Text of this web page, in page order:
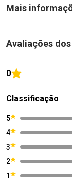
Mais
Avaliações
0
Classificação
5
4
3
2
1